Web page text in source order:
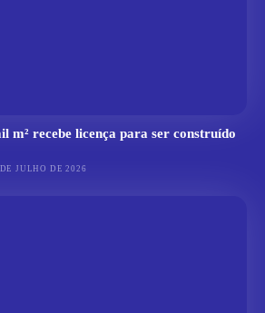
m² recebe licença para ser construído
JULHO DE 2026